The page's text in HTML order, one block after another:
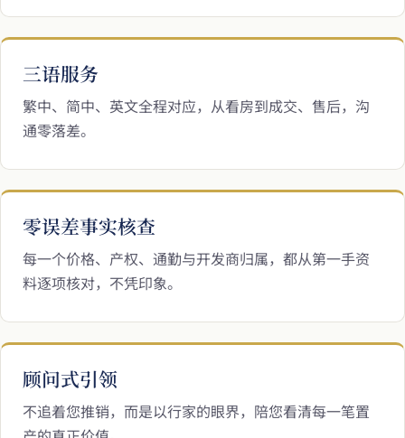
三语服务
繁中、简中、英文全程对应，从看房到成交、售后，沟
通零落差。
零误差事实核查
每一个价格、产权、通勤与开发商归属，都从第一手资
料逐项核对，不凭印象。
顾问式引领
不追着您推销，而是以行家的眼界，陪您看清每一笔置